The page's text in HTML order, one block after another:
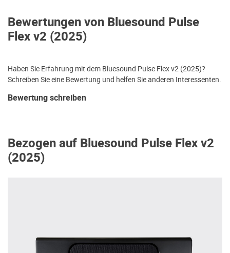
Bewertungen von Bluesound Pulse
Flex v2 (2025)
Haben Sie Erfahrung mit dem Bluesound Pulse Flex v2 (2025)?
Schreiben Sie eine Bewertung und helfen Sie anderen Interessenten.
Bewertung schreiben
Bezogen auf Bluesound Pulse Flex v2
(2025)